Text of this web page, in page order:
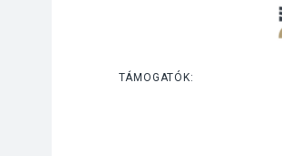
TÁMOGATÓK: